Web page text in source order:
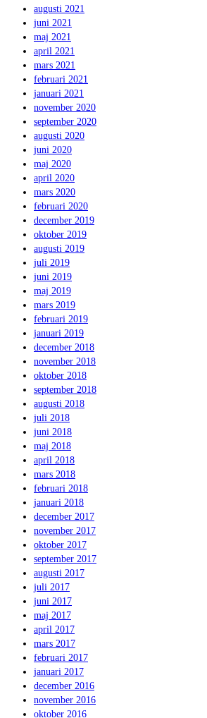
augusti 2021
juni 2021
maj 2021
april 2021
mars 2021
februari 2021
januari 2021
november 2020
september 2020
augusti 2020
juni 2020
maj 2020
april 2020
mars 2020
februari 2020
december 2019
oktober 2019
augusti 2019
juli 2019
juni 2019
maj 2019
mars 2019
februari 2019
januari 2019
december 2018
november 2018
oktober 2018
september 2018
augusti 2018
juli 2018
juni 2018
maj 2018
april 2018
mars 2018
februari 2018
januari 2018
december 2017
november 2017
oktober 2017
september 2017
augusti 2017
juli 2017
juni 2017
maj 2017
april 2017
mars 2017
februari 2017
januari 2017
december 2016
november 2016
oktober 2016